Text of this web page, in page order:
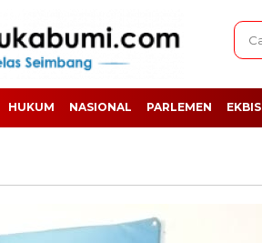
HUKUM NASIONAL PARLEMEN EKBIS